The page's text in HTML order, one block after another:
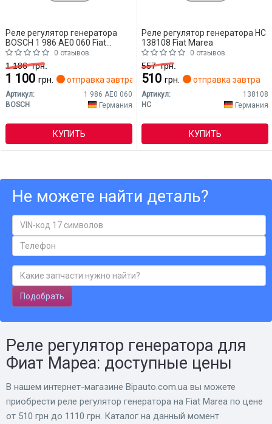
Реле регулятор генератора
BOSCH 1 986 AE0 060 Fiat
Marea
0 отзывов
1 186грн.
1 100 грн. отправка завтра
Артикул:
1 986 AE0 060
BOSCH
Германия
КУПИТЬ
Реле регулятор генератора HC
138108 Fiat Marea
0 отзывов
557грн.
510 грн. отправка завтра
Артикул:
138108
HC
Германия
КУПИТЬ
Не можете найти деталь?
Подобрать
Реле регулятор генератора для
Фиат Мареа: доступные цены
В нашем интернет-магазине Bіpauto.com.ua вы можете
приобрести реле регулятор генератора на Fiat Marea по цене
от 510 грн до 1110 грн. Каталог на данный момент